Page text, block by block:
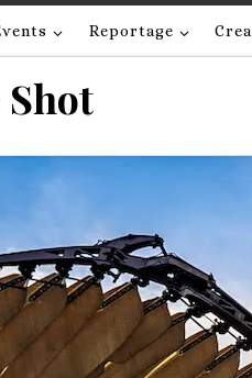
Reportage